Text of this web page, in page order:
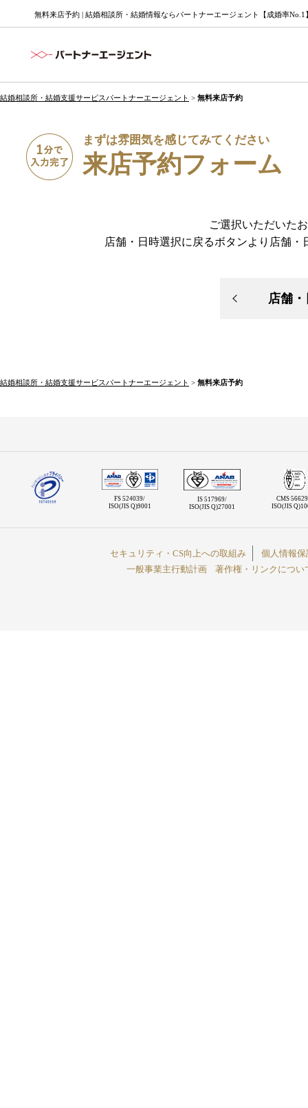
無料来店予約 | 結婚相談所・結婚情報ならパートナーエージェント【成婚率No.1
結婚相談所・結婚支援サービスパートナーエージェント > 無料来店予約
まずは雰囲気を感じてみてください
来店予約フォーム
ご選択いただいた
店舗・日時選択に戻るボタンより店舗
店舗
結婚相談所・結婚支援サービスパートナーエージェント > 無料来店予約
FS 524039/
ISO(JIS Q)9001
IS 517969/
ISO(JIS Q)27001
CMS
ISO(JIS
セキュリティ・CS向上への取組み
個人情報保
一般事業主行動計画
著作権・リンクについ